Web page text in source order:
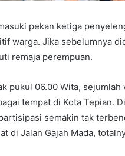
pekan ketiga
warga. Jika sebelumnya
remaja perempuan.
pukul 06.00 Wita,
tempat di Kota Tepian.
semakin tak
di Jalan Gajah Mada,